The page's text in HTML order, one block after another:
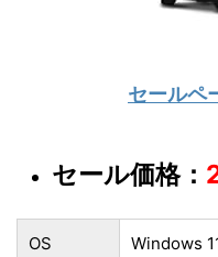
セールペ
セール価格：
OS Windows